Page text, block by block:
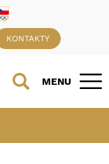
KONTAKTY
MENU